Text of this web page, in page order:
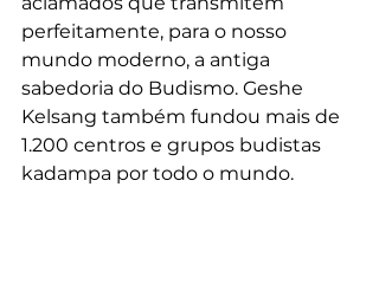
perfeitamente, para o nosso
mundo moderno, a antiga
sabedoria do Budismo. Geshe
Kelsang também fundou mais de
1.200 centros e grupos budistas
kadampa por todo o mundo.